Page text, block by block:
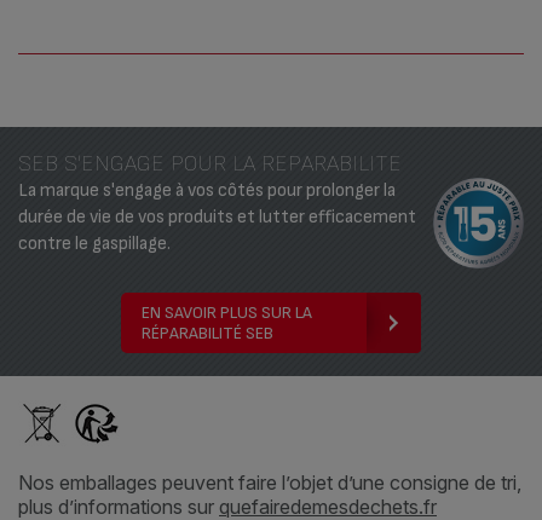
SEB S'ENGAGE POUR LA REPARABILITE
La marque s'engage à vos côtés pour prolonger la
durée de vie de vos produits et lutter efficacement
contre le gaspillage.
EN SAVOIR PLUS SUR LA
RÉPARABILITÉ SEB
Nos emballages peuvent faire l’objet d’une consigne de tri,
plus d’informations sur quefairedemesdechets.fr